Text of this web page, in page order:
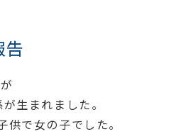
告
生まれました。
供で女の子でした。